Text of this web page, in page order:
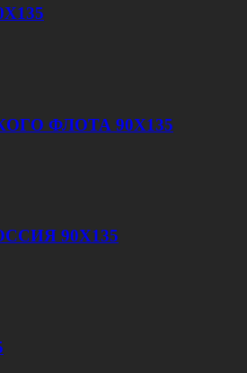
ФЛОТА 90Х135
90Х135